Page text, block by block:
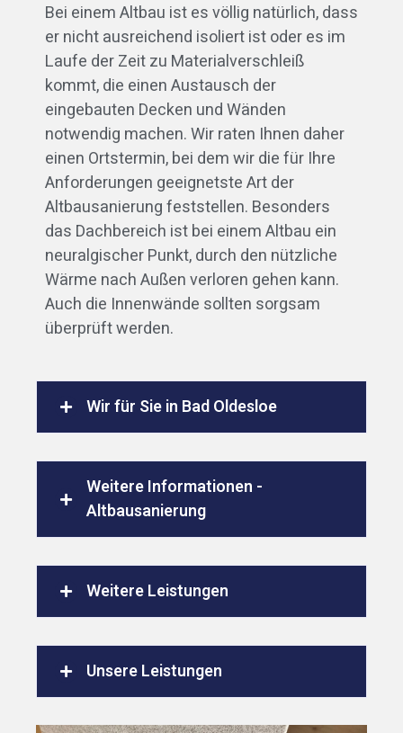
Bei einem Altbau ist es völlig natürlich, dass
er nicht ausreichend isoliert ist oder es im
Laufe der Zeit zu Materialverschleiß
kommt, die einen Austausch der
eingebauten Decken und Wänden
notwendig machen. Wir raten Ihnen daher
einen Ortstermin, bei dem wir die für Ihre
Anforderungen geeignetste Art der
Altbausanierung feststellen. Besonders
das Dachbereich ist bei einem Altbau ein
neuralgischer Punkt, durch den nützliche
Wärme nach Außen verloren gehen kann.
Auch die Innenwände sollten sorgsam
überprüft werden.
Wir für Sie in Bad Oldesloe
Weitere Informationen -
Altbausanierung
Weitere Leistungen
Unsere Leistungen